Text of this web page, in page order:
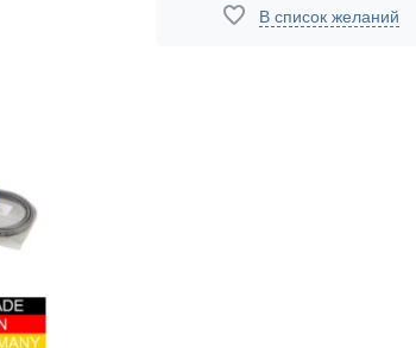
В список желаний